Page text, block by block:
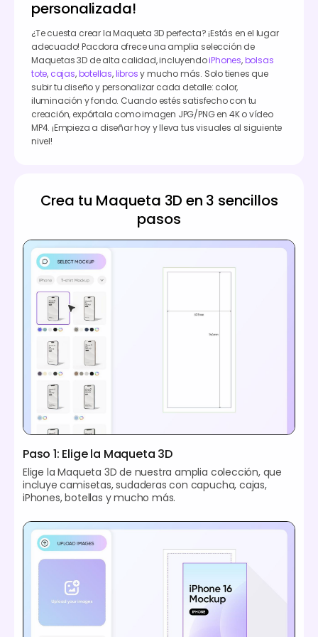
personalizada!
¿Te cuesta crear la Maqueta 3D perfecta? ¡Estás en el lugar
adecuado! Pacdora ofrece una amplia selección de
Maquetas 3D de alta calidad, incluyendoiPhones,bolsas
tote, cajas,botellas,librosy mucho más. Solo tienes que
subir tu diseño y personalizar cada detalle: color,
iluminación y fondo. Cuando estés satisfecho con tu
creación, expórtala como imagen JPG/PNG en 4K o vídeo
MP4. ¡Empieza a diseñar hoy y lleva tus visuales al siguiente
nivel!
Crea tu Maqueta 3D en 3 sencillos
pasos
Paso 1: Elige la Maqueta 3D
Elige la Maqueta 3D de nuestra amplia colección, que
incluye camisetas, sudaderas con capucha, cajas,
iPhones, botellas y mucho más.